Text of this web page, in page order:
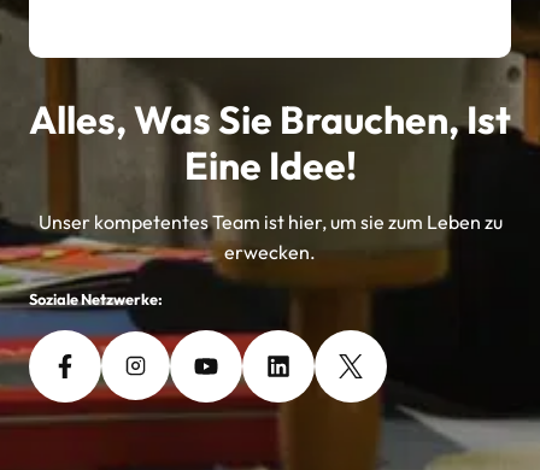
Alles, Was Sie Brauchen, Ist
Eine Idee!
Unser kompetentes Team ist hier, um sie zum Leben zu
erwecken.
Soziale Netzwerke: